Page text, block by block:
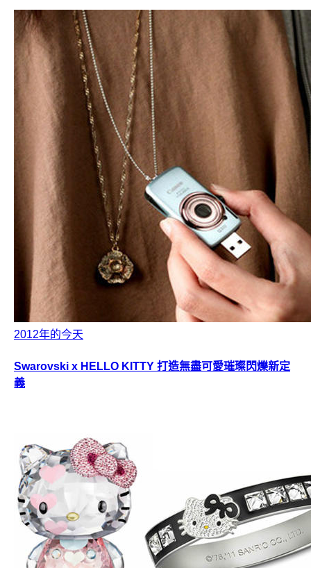
2012年的今天
Swarovski x HELLO KITTY 打造無盡可愛璀璨閃爍新定
義